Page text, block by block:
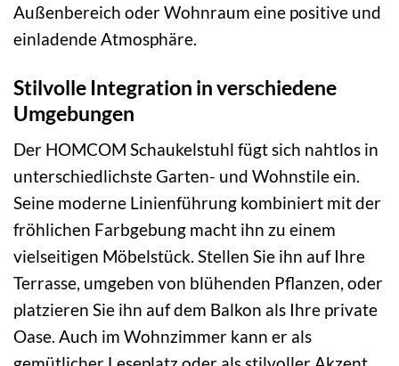
Außenbereich oder Wohnraum eine positive und
einladende Atmosphäre.
Stilvolle Integration in verschiedene
Umgebungen
Der HOMCOM Schaukelstuhl fügt sich nahtlos in
unterschiedlichste Garten- und Wohnstile ein.
Seine moderne Linienführung kombiniert mit der
fröhlichen Farbgebung macht ihn zu einem
vielseitigen Möbelstück. Stellen Sie ihn auf Ihre
Terrasse, umgeben von blühenden Pflanzen, oder
platzieren Sie ihn auf dem Balkon als Ihre private
Oase. Auch im Wohnzimmer kann er als